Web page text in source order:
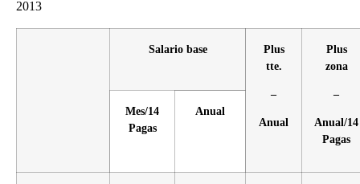
2013
Salario base
Plus
tte.
–
Anual
Plus
zona
–
Anual/14
Pagas
Mes/14
Pagas
Anual